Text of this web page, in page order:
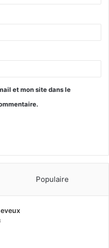
et mon site dans le
Populaire